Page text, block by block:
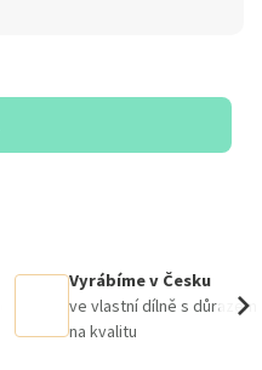
Vyrábíme v Česku
ve vlastní dílně s důrazem
na kvalitu